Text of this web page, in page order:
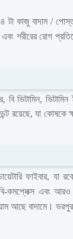
কাজু বাদাম /
রোগ
ভিটামিন,
রয়েছে, যা কোষকে
ফাইবার, যা
কমপ্লেক্স এবং
আছে বাদামে। ভরপুর